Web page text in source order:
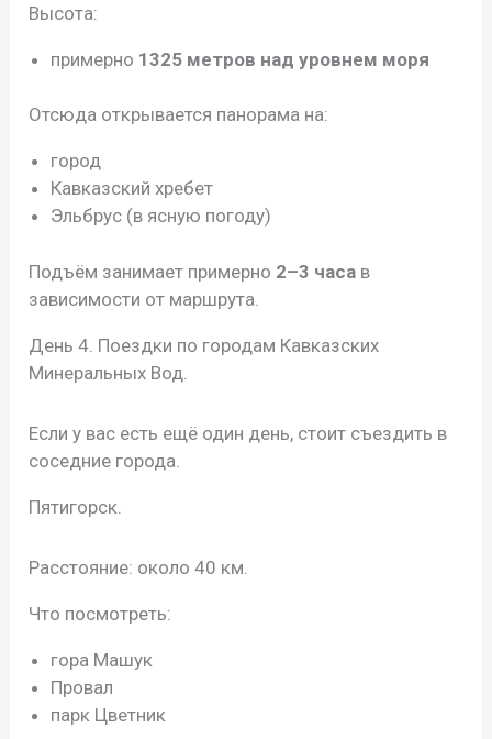
Высота:
примерно 1325 метров над уровнем моря
Отсюда открывается панорама на:
город
Кавказский хребет
Эльбрус (в ясную погоду)
Подъём занимает примерно 2–3 часа в
зависимости от маршрута.
День 4. Поездки по городам Кавказских
Минеральных Вод.
Если у вас есть ещё один день, стоит съездить в
соседние города.
Пятигорск.
Расстояние: около 40 км.
Что посмотреть:
гора Машук
Провал
парк Цветник